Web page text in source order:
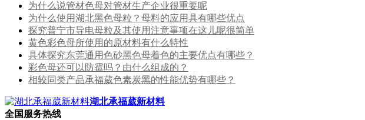
为什么说管材色母对管材生产企业很重要呢
为什么使用湖北黑色母粒？母料的应用具有哪些优点
探究普宁市导电母粒及其使用注意事项在这儿呢很简单
黄色彩色母所使用的原材料有什么特性
具体探究东莞通用色砂黑色母着色的主要优点有哪些？
彩色母还可以防霉吗？由什么组成的？
相较同类产品承福葳色素炭黑的性能优势有哪些？
湖北承福葳新材料
全国服务热线